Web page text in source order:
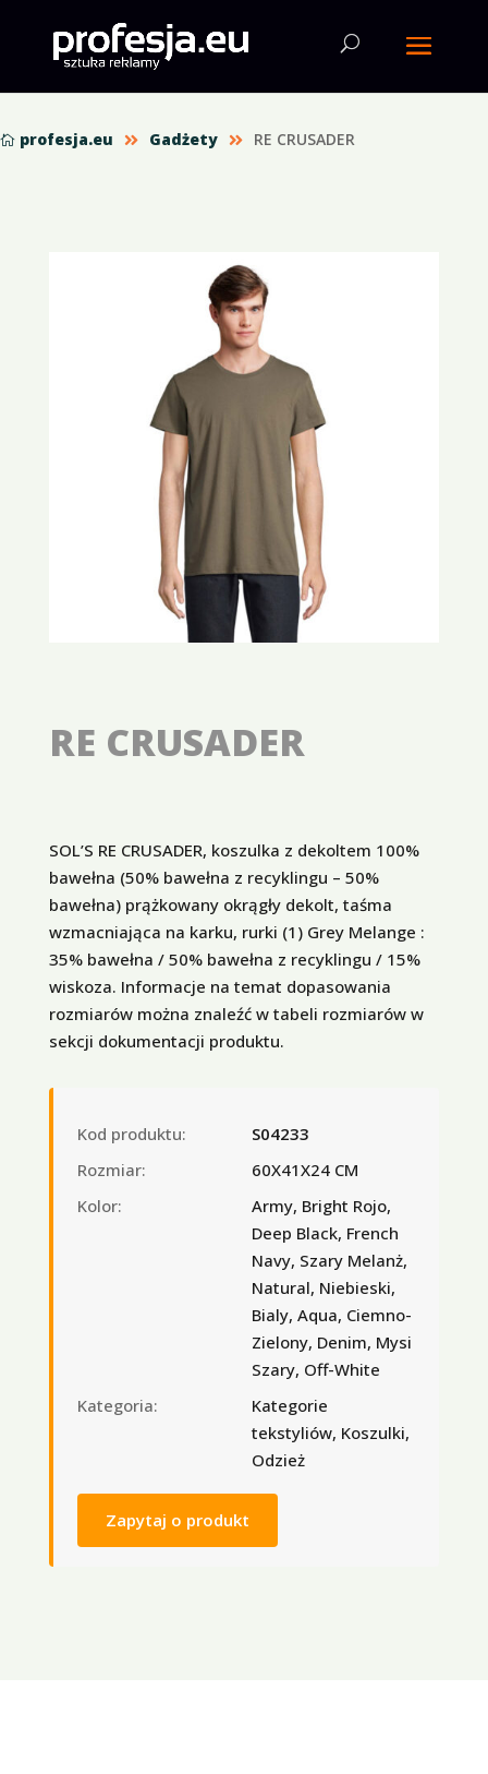
 profesja.eu  Gadżety  RE CRUSADER
RE CRUSADER
SOL’S RE CRUSADER, koszulka z dekoltem 100%
bawełna (50% bawełna z recyklingu – 50%
bawełna) prążkowany okrągły dekolt, taśma
wzmacniająca na karku, rurki (1) Grey Melange :
35% bawełna / 50% bawełna z recyklingu / 15%
wiskoza. Informacje na temat dopasowania
rozmiarów można znaleźć w tabeli rozmiarów w
sekcji dokumentacji produktu.
Kod produktu:
S04233
Rozmiar:
60X41X24 CM
Kolor:
Army, Bright Rojo,
Deep Black, French
Navy, Szary Melanż,
Natural, Niebieski,
Bialy, Aqua, Ciemno-
Zielony, Denim, Mysi
Szary, Off-White
Kategoria:
Kategorie
tekstyliów, Koszulki,
Odzież
Zapytaj o produkt